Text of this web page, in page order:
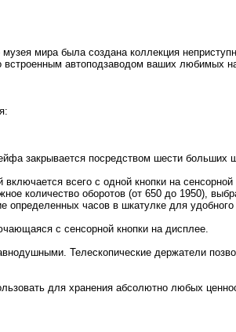
мира была создана коллекция
автоподзаводом ваших любимых
закрывается посредством шести больших
всего с одной кнопки на
количество оборотов (от 650 до 1950),
часов в шкатулке для удобного
с сенсорной кнопки на дисплее.
Телескопические держатели
для хранения абсолютно любых